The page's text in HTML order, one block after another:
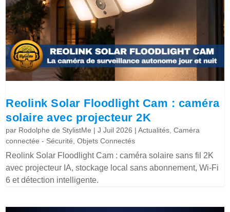
Reolink Solar Floodlight Cam : caméra
solaire avec projecteur 2K
par Rodolphe de StylistMe |J Juil 2026 |Actualités,Caméra
connectée - Sécurité,Objets Connectés
Reolink Solar Floodlight Cam : caméra solaire sans fil 2K
avec projecteur IA, stockage local sans abonnement, Wi-Fi
6 et détection intelligente.